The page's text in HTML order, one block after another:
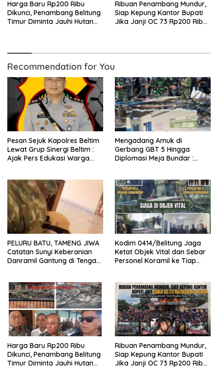
Harga Baru Rp200 Ribu
Dikunci, Penambang Belitung
Timur Diminta Jauhi Hutan
Ribuan Penambang Mundur,
Siap Kepung Kantor Bupati
Jika Janji OC 73 Rp200 Ribu
Recommendation for You
Pesan Sejuk Kapolres Beltim
Lewat Grup Sinergi Beltim :
Ajak Pers Edukasi Warga
Mengadang Amuk di
Gerbang GBT 5 Hingga
Diplomasi Meja Bundar :
Ihsan Redam Konflik Timah
Belitung
PELURU BATU, TAMENG JIWA
Catatan Sunyi Keberanian
Danramil Gantung di Tengah
Kodim 0414/Belitung Jaga
Ketat Objek Vital dan Sebar
Personel Koramil ke Tiap
Harga Baru Rp200 Ribu
Dikunci, Penambang Belitung
Timur Diminta Jauhi Hutan
Ribuan Penambang Mundur,
Siap Kepung Kantor Bupati
Jika Janji OC 73 Rp200 Ribu